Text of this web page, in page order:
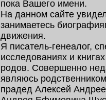
пока Вашего имени.
На данном сайте
занимаетесь
движения.
Я писатель-генеалог,
исследованиях и
родов. Совершенно
являюсь
прадед Алексей